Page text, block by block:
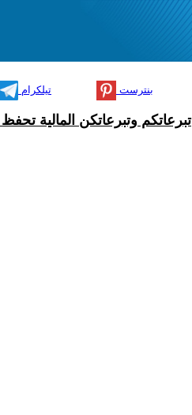
تيلكرام بنترست
تبرعاتكم وتبرعاتكن المالية